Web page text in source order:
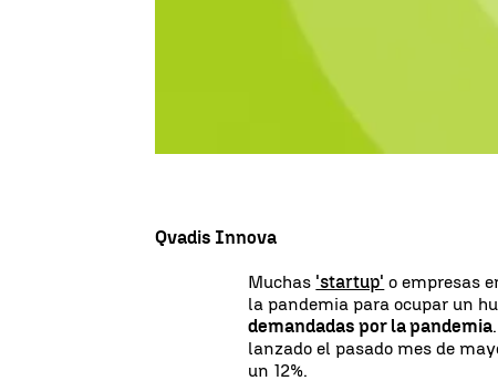
El aumento de los contagios
provocado la paralización de
aplicación de las
restricciones
comercios y ha afectado de
la restauración, pero algunas
en tiempos de pandemia.
Qvadis Innova
Muchas 'startup' o empresas
la pandemia para ocupar un
demandadas por la pandemia
lanzado el pasado mes de
un 12%.